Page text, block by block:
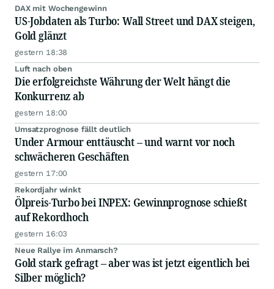
DAX mit Wochengewinn
US-Jobdaten als Turbo: Wall Street und DAX steigen,
Gold glänzt
gestern 18:38
Luft nach oben
Die erfolgreichste Währung der Welt hängt die
Konkurrenz ab
gestern 18:00
Umsatzprognose fällt deutlich
Under Armour enttäuscht – und warnt vor noch
schwächeren Geschäften
gestern 17:00
Rekordjahr winkt
Ölpreis-Turbo bei INPEX: Gewinnprognose schießt
auf Rekordhoch
gestern 16:03
Neue Rallye im Anmarsch?
Gold stark gefragt – aber was ist jetzt eigentlich bei
Silber möglich?